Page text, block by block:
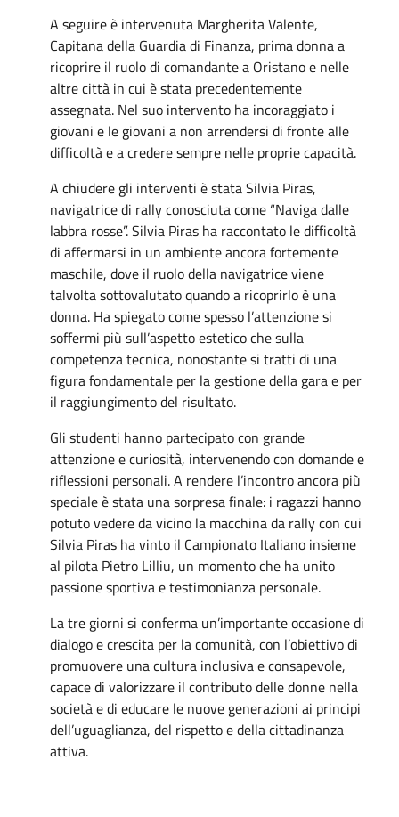
A seguire è intervenuta Margherita Valente,
Capitana della Guardia di Finanza, prima donna a
ricoprire il ruolo di comandante a Oristano e nelle
altre città in cui è stata precedentemente
assegnata. Nel suo intervento ha incoraggiato i
giovani e le giovani a non arrendersi di fronte alle
difficoltà e a credere sempre nelle proprie capacità.
A chiudere gli interventi è stata Silvia Piras,
navigatrice di rally conosciuta come “Naviga dalle
labbra rosse”. Silvia Piras ha raccontato le difficoltà
di affermarsi in un ambiente ancora fortemente
maschile, dove il ruolo della navigatrice viene
talvolta sottovalutato quando a ricoprirlo è una
donna. Ha spiegato come spesso l’attenzione si
soffermi più sull’aspetto estetico che sulla
competenza tecnica, nonostante si tratti di una
figura fondamentale per la gestione della gara e per
il raggiungimento del risultato.
Gli studenti hanno partecipato con grande
attenzione e curiosità, intervenendo con domande e
riflessioni personali. A rendere l’incontro ancora più
speciale è stata una sorpresa finale: i ragazzi hanno
potuto vedere da vicino la macchina da rally con cui
Silvia Piras ha vinto il Campionato Italiano insieme
al pilota Pietro Lilliu, un momento che ha unito
passione sportiva e testimonianza personale.
La tre giorni si conferma un’importante occasione di
dialogo e crescita per la comunità, con l’obiettivo di
promuovere una cultura inclusiva e consapevole,
capace di valorizzare il contributo delle donne nella
società e di educare le nuove generazioni ai principi
dell’uguaglianza, del rispetto e della cittadinanza
attiva.